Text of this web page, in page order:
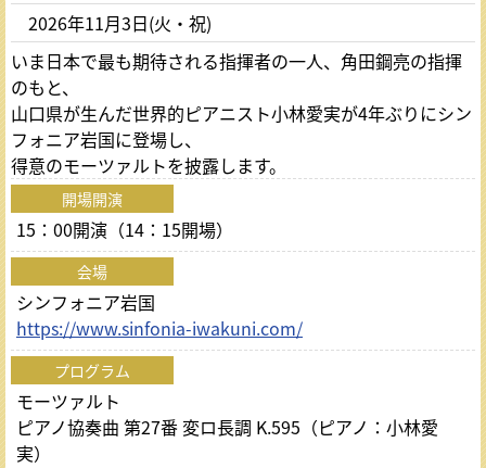
2026年11月3日(火・祝)
いま日本で最も期待される指揮者の一人、角田鋼亮の指揮
のもと、
山口県が生んだ世界的ピアニスト小林愛実が4年ぶりにシン
フォニア岩国に登場し、
得意のモーツァルトを披露します。
開場開演
15：00開演（14：15開場）
会場
シンフォニア岩国
https://www.sinfonia-iwakuni.com/
プログラム
モーツァルト
ピアノ協奏曲 第27番 変ロ長調 K.595（ピアノ：小林愛
実）